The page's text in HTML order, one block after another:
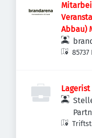
Abbau)